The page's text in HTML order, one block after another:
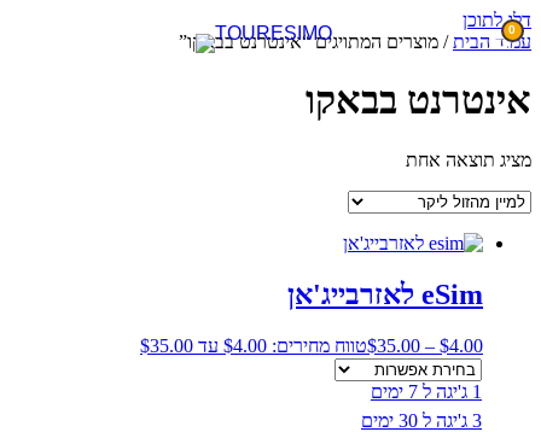
דלג לתוכן
0
עמוד הבית/ מוצרים המתויגים “אינטרנט בבאקו”
אינטרנט בבאקו
מציג תוצאה אחת
eSim לאזרבייג'אן
$4.00
–
$35.00 טווח מחירים: ⁦$4.00⁩ עד ⁦$35.00⁩
1 ג'יגה ל 7 ימים
3 ג'יגה ל 30 ימים